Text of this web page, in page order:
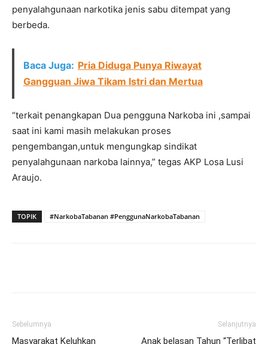
penyalahgunaan narkotika jenis sabu ditempat yang
berbeda.
Baca Juga: Pria Diduga Punya Riwayat
Gangguan Jiwa Tikam Istri dan Mertua
“terkait penangkapan Dua pengguna Narkoba ini ,sampai
saat ini kami masih melakukan proses
pengembangan,untuk mengungkap sindikat
penyalahgunaan narkoba lainnya,” tegas AKP Losa Lusi
Araujo.
TOPIK #NarkobaTabanan #PenggunaNarkobaTabanan
Sebelumnya
Masyarakat Keluhkan
Selanjutnya
Anak belasan Tahun “Terlibat